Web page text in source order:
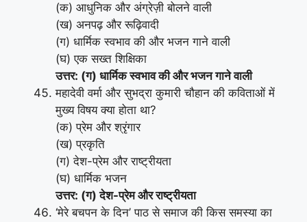
(क) आधुनिक और अंग्रेज़ी बोलने वाली
(ख) अनपढ़ और रूढ़िवादी
(ग) धार्मिक स्वभाव की और भजन गाने वाली
(घ) एक सख्त शिक्षिका
उत्तर: (ग) धार्मिक स्वभाव की और भजन गाने वाली
महादेवी वर्मा और सुभद्रा कुमारी चौहान की कविताओं में
मुख्य विषय क्या होता था?
(क) प्रेम और श्रृंगार
(ख) प्रकृति
(ग) देश-प्रेम और राष्ट्रीयता
(घ) धार्मिक भजन
उत्तर: (ग) देश-प्रेम और राष्ट्रीयता
‘मेरे बचपन के दिन’ पाठ से समाज की किस समस्या का